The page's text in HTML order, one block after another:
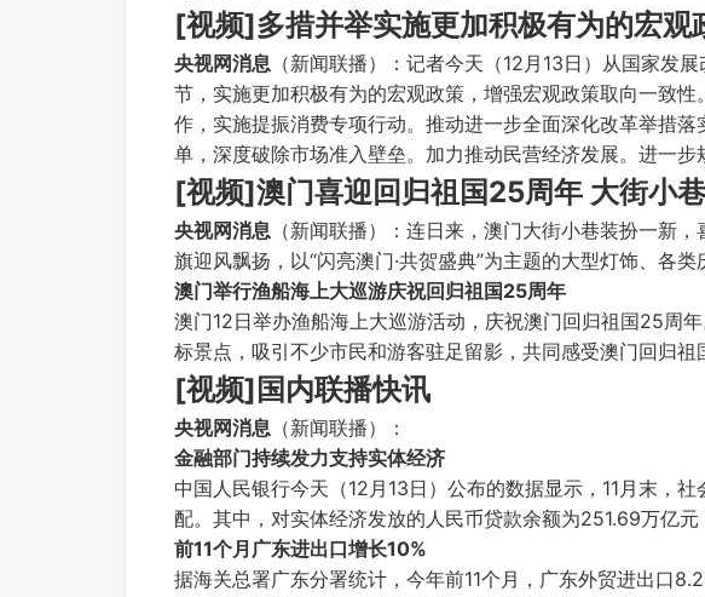
[视频]多措并举实施更加积极有为的宏观
央视网消息 （新闻联播）：记者今天（12月13日）从国家发
节，实施更加积极有为的宏观政策，增强宏观政策取向一致
作，实施提振消费专项行动。推动进一步全面深化改革举措
单，深度破除市场准入壁垒。加力推动民营经济发展。进一步
[视频]澳门喜迎回归祖国25周年 大街小
央视网消息 （新闻联播）：连日来，澳门大街小巷装扮一新
旗迎风飘扬，以“闪亮澳门·共贺盛典”为主题的大型灯饰、各
澳门举行渔船海上大巡游庆祝回归祖国25周年
澳门12日举办渔船海上大巡游活动，庆祝澳门回归祖国25周
标景点，吸引不少市民和游客驻足留影，共同感受澳门回归祖
[视频]国内联播快讯
央视网消息 （新闻联播）：
金融部门持续发力支持实体经济
中国人民银行今天（12月13日）公布的数据显示，11月末，
配。其中，对实体经济发放的人民币贷款余额为251.69万亿元
前11个月广东进出口增长10%
据海关总署广东分署统计，今年前11个月，广东外贸进出口